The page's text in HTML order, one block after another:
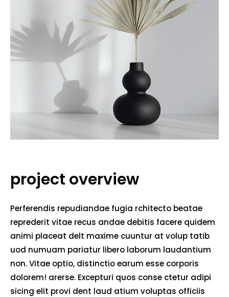
Perferendis repudiandae fugia rchitecto beatae
reprederit vitae recus andae debitis facere quidem
animi placeat delt maxime cuuntur at volup tatib
uod numuam pariatur libero laborum laudantium
non. Vitae optio, distinctio earum esse corporis
dolorem! arerse. Excepturi quos conse ctetur adipi
sicing elit provi dent laud atium voluptas officiis
project overview